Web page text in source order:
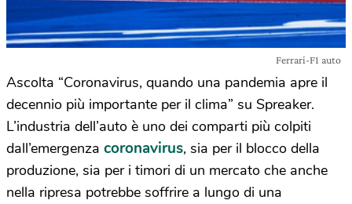
Ferrari-F1 auto
Ascolta “Coronavirus, quando una pandemia apre il
decennio più importante per il clima” su Spreaker.
L’industria dell’auto è uno dei comparti più colpiti
dall’emergenza coronavirus, sia per il blocco della
produzione, sia per i timori di un mercato che anche
nella ripresa potrebbe soffrire a lungo di una